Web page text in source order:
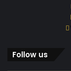
Follow us